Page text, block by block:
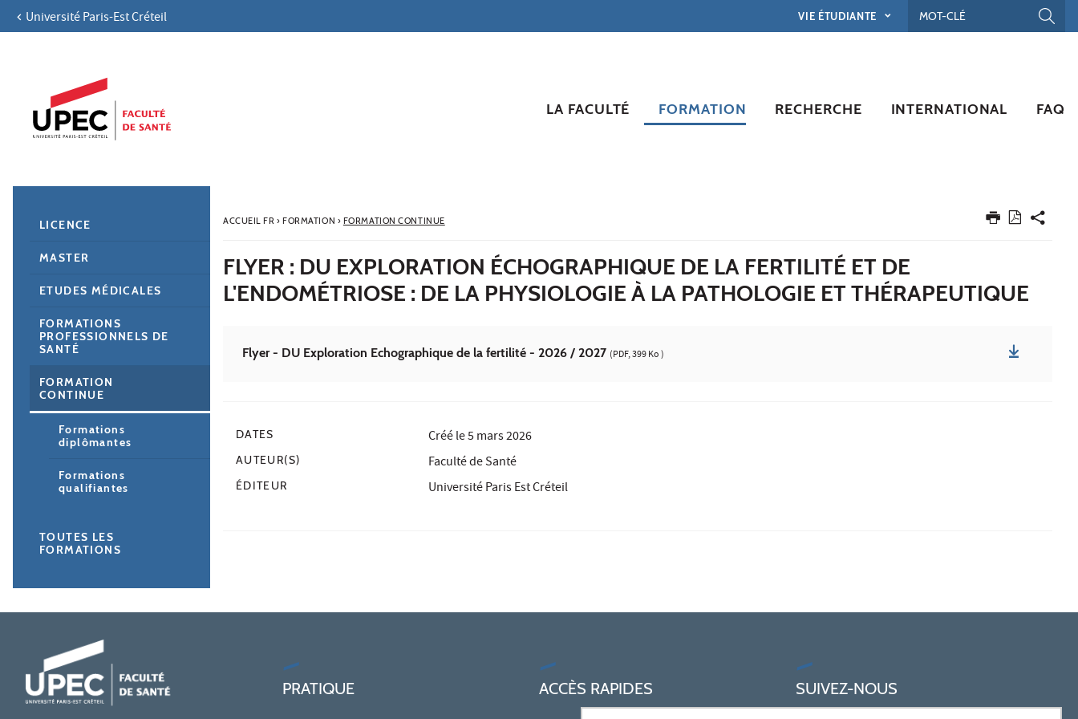
Aller au contenu
Navigation secondaire
Université Paris-Est Créteil VIE ÉTUDIANTE
LA FACULTÉ FORMATION RECHERCHE INTERNATIONAL FAQ
ACCUEIL FR› FORMATION › FORMATION CONTINUE
FLYER : DU EXPLORATION ÉCHOGRAPHIQUE DE LA FERTILITÉ ET DE
L'ENDOMÉTRIOSE : DE LA PHYSIOLOGIE À LA PATHOLOGIE ET THÉRAPEUTIQUE
Flyer - DU Exploration Echographique de la fertilité - 2026 / 2027 (PDF, 399 Ko )
DATES Créé le5 mars 2026
AUTEUR(S) Faculté de Santé
ÉDITEUR Université Paris Est Créteil
LICENCE
MASTER
ETUDES MÉDICALES
FORMATIONS
PROFESSIONNELS DE
SANTÉ
FORMATION
CONTINUE
Formations
diplômantes
Formations
qualifiantes
TOUTES LES
FORMATIONS
PRATIQUE ACCÈS RAPIDES SUIVEZ-NOUS